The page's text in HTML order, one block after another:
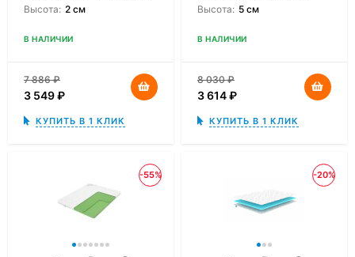
Высота: 2 см
В НАЛИЧИИ
7 886₽
3 549₽
КУПИТЬ В 1 КЛИК
Высота: 5 см
В НАЛИЧИИ
8 030₽
3 614₽
КУПИТЬ В 1 КЛИК
-55% -20%